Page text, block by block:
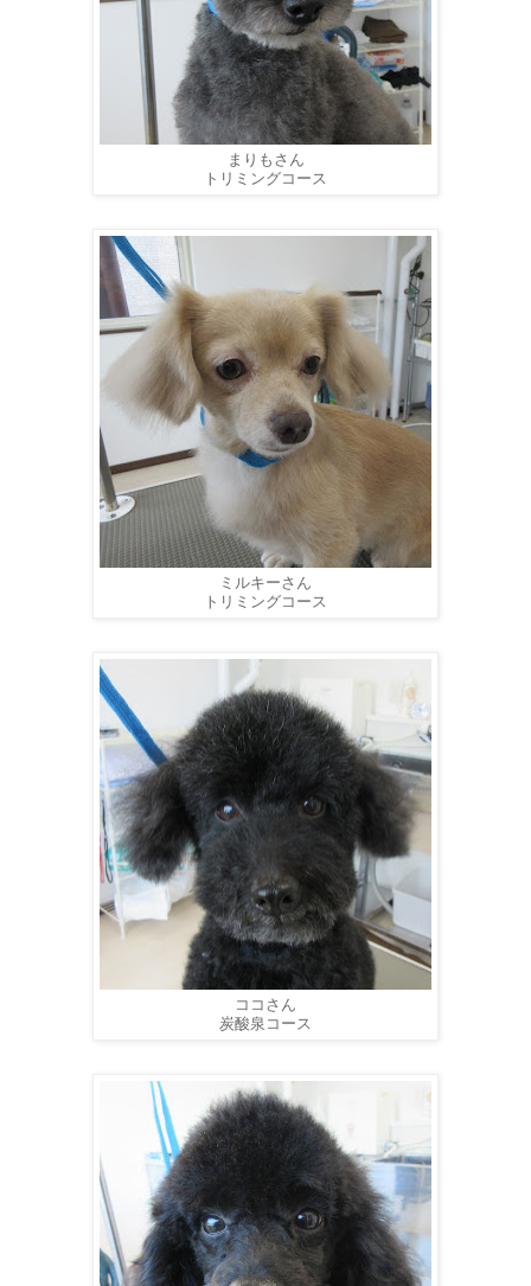
まりもさん
トリミングコース
ミルキーさん
トリミングコース
ココさん
炭酸泉コース